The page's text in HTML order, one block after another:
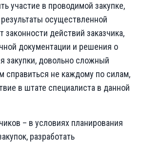
участие в проводимой закупке,
осуществленной
законности действий заказчика,
документации и решения о
закупки, довольно сложный
справиться не каждому по силам,
в штате специалиста в данной
– в условиях планирования
разработать